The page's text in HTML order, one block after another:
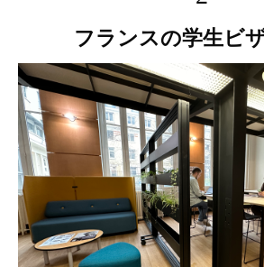
フランスの学生ビ